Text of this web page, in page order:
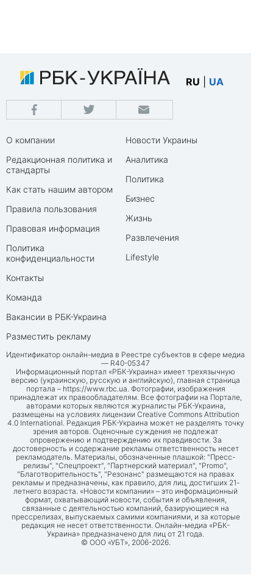
RU UA
О компании
Редакционная политика и
стандарты
Как стать нашим автором
Правила пользования
Правовая информация
Политика
конфиденциальности
Контакты
Команда
Вакансии в РБК-Украина
Разместить рекламу
Новости Украины
Аналитика
Политика
Бизнес
Жизнь
Развлечения
Lifestyle
Идентификатор онлайн-медиа в Реестре субъектов в сфере медиа
— R40-05347
Информационный портал «РБК-Украина» имеет трехязычную
версию (украинскую, русскую и английскую), главная страница
портала – https://www.rbc.ua. Фотографии, изображения
принадлежат их правообладателям. Все фотографии на Портале,
авторами которых являются журналисты РБК-Украина,
размещены на условиях лицензии Creative Commons Attribution
4.0 International. Редакция РБК-Украина может не разделять точку
зрения авторов. Оценочные суждения не подлежат
опровержению и подтверждению их правдивости. За
достоверность и содержание рекламы ответственность несет
рекламодатель. Материалы, обозначенные плашкой: "Пресс-
релизы", "Спецпроект", "Партнерский материал", "Promo",
"Благотворительность", "Резонанс" размещаются на правах
рекламы и предназначены, как правило, для лиц, достигших 21-
летнего возраста. «Новости компании» – это информационный
формат, охватывающий новости, события и объявления,
связанные с деятельностью компаний, базирующиеся на
прессрелизах, выпускаемых самими компаниями, и за которые
редакция не несет ответственности. Онлайн-медиа «РБК-
Украина» предназначено для лиц от 21 года.
© ООО «УБТ», 2006-2026.